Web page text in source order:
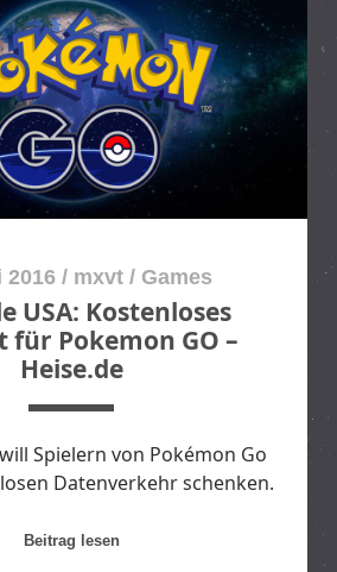
2016 / mxvt / Games
USA: Kostenloses
Pokemon GO –
Heise.de
Spielern von Pokémon Go
Datenverkehr schenken.
Beitrag lesenT